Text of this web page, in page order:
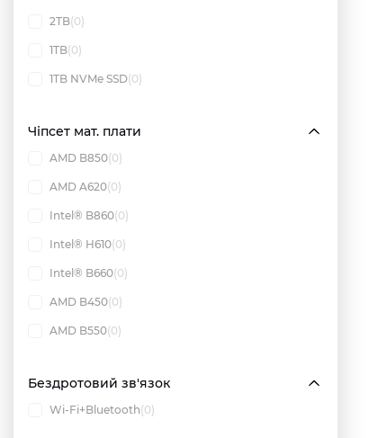
2TB(0)
1TB(0)
1TB NVMe SSD(0)
Чіпсет мат. плати
AMD B850(0)
AMD A620(0)
Intel® B860(0)
Intel® H610(0)
Intel® B660(0)
AMD B450(0)
AMD B550(0)
Бездротовий зв'язок
Wi-Fi+Bluetooth(0)